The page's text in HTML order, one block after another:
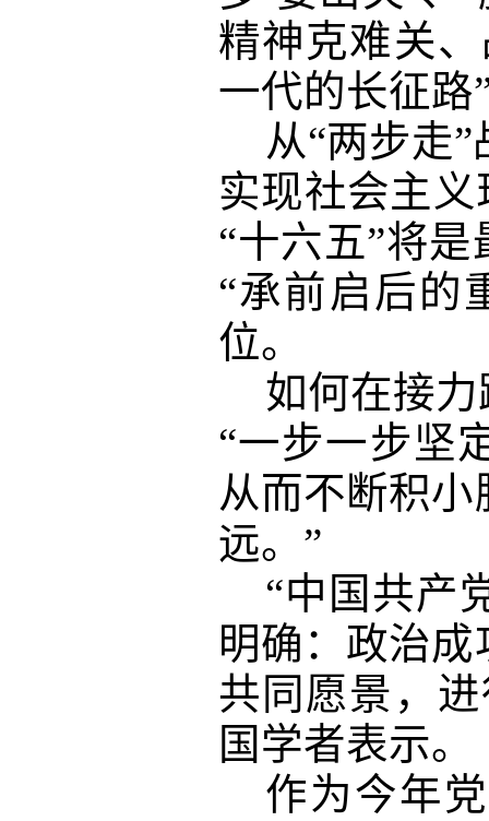
精神克难关
一代的长征路
从“两步走
实现社会主
“十六五”将
“承前启后的
位。
如何在接
“一步一步坚
从而不断积
远。”
“中国共产
明确：政治
共同愿景，
国学者表示。
作为今年